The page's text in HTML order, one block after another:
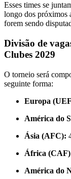
Esses times se
longo dos próximos
forem sendo
Divisão de
Clubes 2029
O torneio será
seguinte forma:
Europa
América do
Ásia (AFC):
África
América do